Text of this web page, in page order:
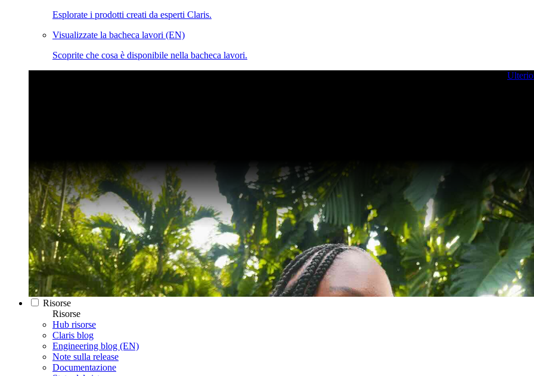
Esplorate i prodotti creati da esperti Claris.
Visualizzate la bacheca lavori (EN)
Scoprite che cosa è disponibile nella bacheca lavori.
Risorse
Risorse
Hub risorse
Claris blog
Engineering blog (EN)
Note sulla release
Documentazione